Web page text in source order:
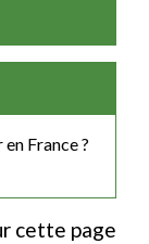
France ?
cette page